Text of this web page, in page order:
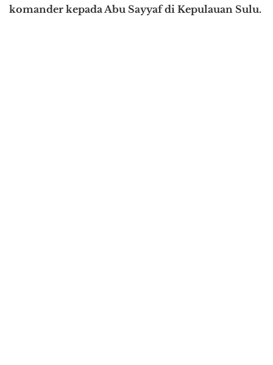
komander kepada Abu Sayyaf di Kepulauan Sulu.